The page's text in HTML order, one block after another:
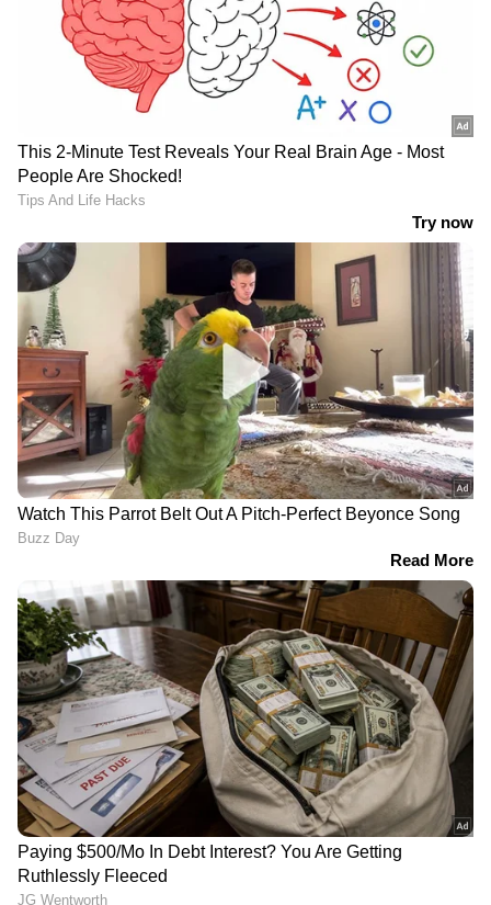
കാണാം
ഹോസ്റ്റൽ വിദ്യാർഥികൾക്ക്
തൃപ്പൂണിത്തുറ ഗവ.
ആയുർവേദ കോളേജ്
അടച്ചു
ഇരുചക്രവാഹനം
അപകടം; ഒരാൾ മരിച്ചു,
ജലനിരപ്പ് കുറഞ്ഞെങ്കിലും ദുരിതം
ഒഴിയാതെ കുട്ടനാട്ടുകാര്‍; വെള്ളം
ഇറങ്ങാൻ ഇനിയും സമയമെടുക്കും
News@1PM | ഒരുമണി വാർത്ത
വിശദമായി | 08 August 2026